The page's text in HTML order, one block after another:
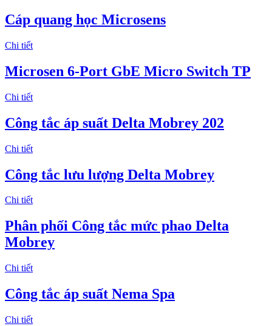
Cáp quang học Microsens
Chi tiết
Microsen 6-Port GbE Micro Switch TP
Chi tiết
Công tắc áp suất Delta Mobrey 202
Chi tiết
Công tắc lưu lượng Delta Mobrey
Chi tiết
Phân phối Công tắc mức phao Delta
Mobrey
Chi tiết
Công tắc áp suất Nema Spa
Chi tiết